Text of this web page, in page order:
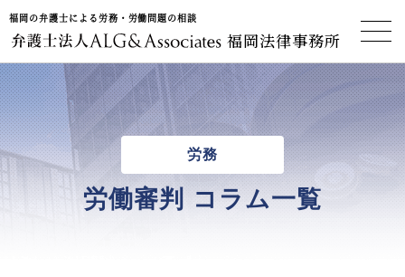
福岡の弁護士による労務・労働問題の相談
福岡法律事務所
労務
労働審判 コラム一覧